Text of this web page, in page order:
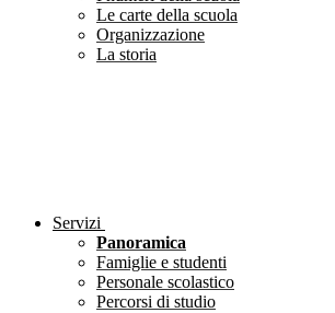
Le carte della scuola
Organizzazione
La storia
Servizi
Panoramica
Famiglie e studenti
Personale scolastico
Percorsi di studio